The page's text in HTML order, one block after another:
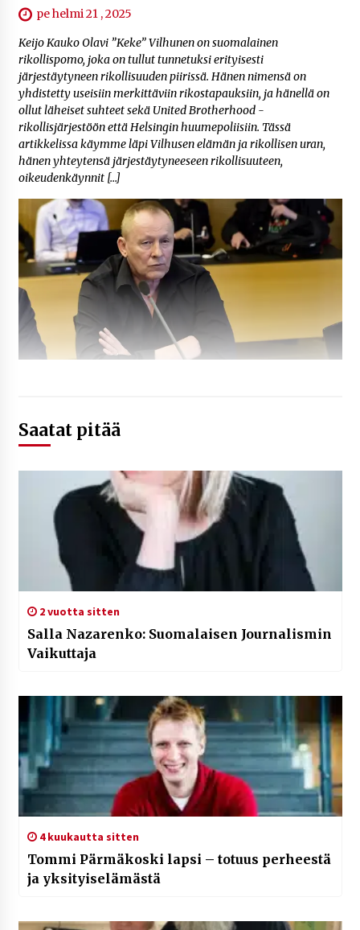
pe helmi 21 , 2025
Keijo Kauko Olavi ”Keke” Vilhunen on suomalainen
rikollispomo, joka on tullut tunnetuksi erityisesti
järjestäytyneen rikollisuuden piirissä. Hänen nimensä on
yhdistetty useisiin merkittäviin rikostapauksiin, ja hänellä on
ollut läheiset suhteet sekä United Brotherhood -
rikollisjärjestöön että Helsingin huumepoliisiin. Tässä
artikkelissa käymme läpi Vilhusen elämän ja rikollisen uran,
hänen yhteytensä järjestäytyneeseen rikollisuuteen,
oikeudenkäynnit […]
Saatat pitää
2 vuotta sitten
Salla Nazarenko: Suomalaisen Journalismin
Vaikuttaja
4 kuukautta sitten
Tommi Pärmäkoski lapsi – totuus perheestä
ja yksityiselämästä